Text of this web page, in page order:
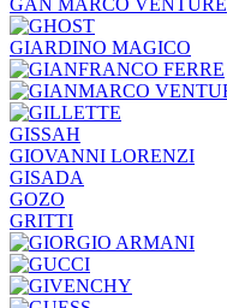
GIARDINO MAGICO
GISSAH
GIOVANNI LORENZI
GISADA
GOZO
GRITTI